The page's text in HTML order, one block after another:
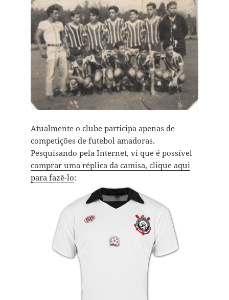
Atualmente o clube participa apenas de
competições de futebol amadoras.
Pesquisando pela Internet, vi que é possível
comprar uma réplica da camisa, clique aqui
para fazê-lo: